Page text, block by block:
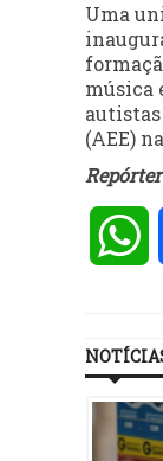
Uma
música
(AEE)